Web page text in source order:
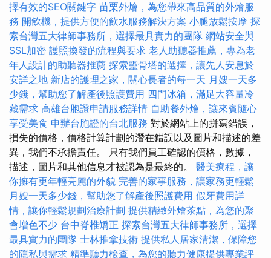
擇有效的SEO關鍵字 苗栗外燴，為您帶來高品質的外燴服
務 開飲機，提供方便的飲水服務解決方案 小腿放鬆按摩 探
索台灣五大律師事務所，選擇最具實力的團隊 網站安全與
SSL加密 護照換發的流程與要求 老人助聽器推薦，專為老
年人設計的助聽器推薦 探索靈骨塔的選擇，讓先人安息於
安詳之地 新店的護理之家，關心長者的每一天 月嫂一天多
少錢，幫助您了解產後照護費用 四門冰箱，滿足大容量冷
藏需求 高雄台胞證申請服務詳情 自助餐外燴，讓來賓隨心
享受美食 申辦台胞證的台北服務 對於網站上的拼寫錯誤，
損失的價格，價格計算計劃的潛在錯誤以及圖片和描述的差
異，我們不承擔責任。 只有我們員工確認的價格，數據，
描述，圖片和其他信息才被認為是最終的。 醫美療程，讓
你擁有更年輕亮麗的外貌 完善的家事服務，讓家務更輕鬆
月嫂一天多少錢，幫助您了解產後照護費用 假牙費用詳
情，讓你輕鬆規劃治療計劃 提供精緻外燴茶點，為您的聚
會增色不少 台中脊椎矯正 探索台灣五大律師事務所，選擇
最具實力的團隊 士林推拿技術 提供私人居家清潔，保障您
的隱私與需求 精準聽力檢查，為您的聽力健康提供專業評